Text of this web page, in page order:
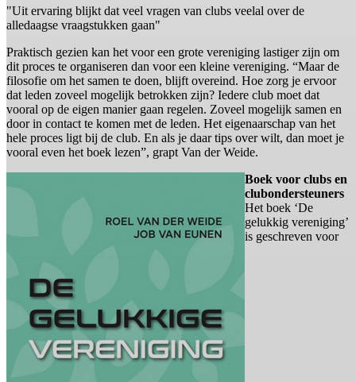
"Uit ervaring blijkt dat veel vragen van clubs veelal over de
alledaagse vraagstukken gaan"
Praktisch gezien kan het voor een grote vereniging lastiger zijn om
dit proces te organiseren dan voor een kleine vereniging. “Maar de
filosofie om het samen te doen, blijft overeind. Hoe zorg je ervoor
dat leden zoveel mogelijk betrokken zijn? Iedere club moet dat
vooral op de eigen manier gaan regelen. Zoveel mogelijk samen en
door in contact te komen met de leden. Het eigenaarschap van het
hele proces ligt bij de club. En als je daar tips over wilt, dan moet je
vooral even het boek lezen”, grapt Van der Weide.
Boek voor clubs en
clubondersteuners
Het boek ‘De
gelukkig vereniging’
is geschreven voor